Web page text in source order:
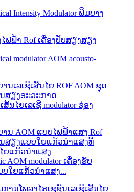
Intensity Modulator ຟິມບາງ
modulator AOM acousto-
ສັ້ນໄຍເລເຊີ modulator ຊ່ອງ
AOM modulator ເຄື່ອງຮັບ
ໃຍແກ້ວນຳແສງ...